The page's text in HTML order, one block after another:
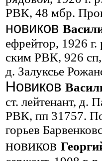
РВК, 48 мбр.
новиков
ефрейтор, 1926
ским РВК, 926
д. Залуксье
Новиков
ст. лейтенант, д.
РВК, пп 31757.
горьев
новиков